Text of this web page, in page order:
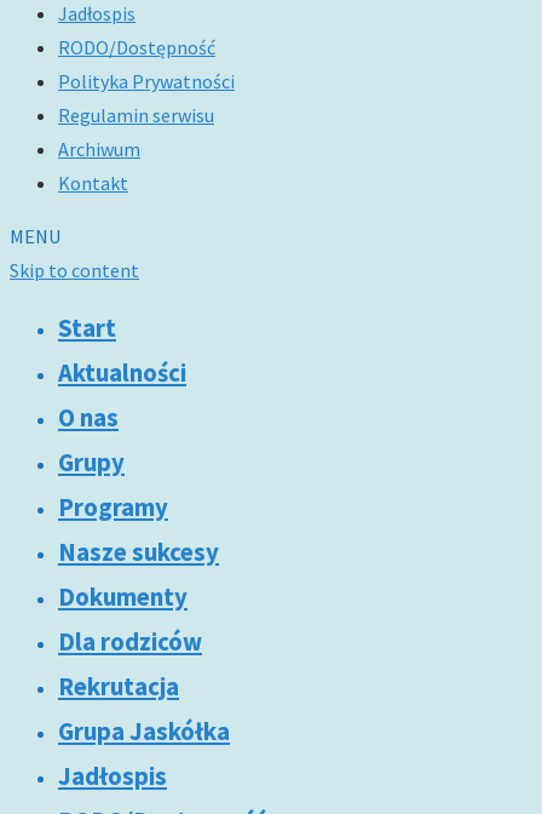
Jadłospis
RODO/Dostępność
Polityka Prywatności
Regulamin serwisu
Archiwum
Kontakt
MENU
Skip to content
Start
Aktualności
O nas
Grupy
Programy
Nasze sukcesy
Dokumenty
Dla rodziców
Rekrutacja
Grupa Jaskółka
Jadłospis